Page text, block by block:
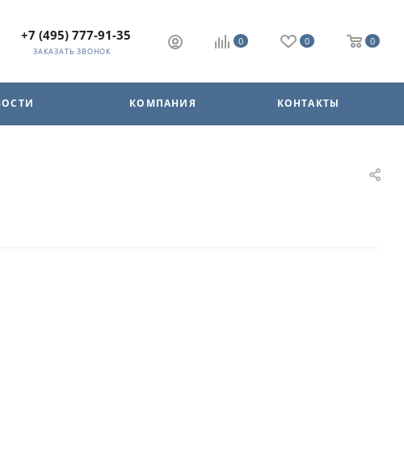
+7 (495) 777-91-35
ЗАКАЗАТЬ ЗВОНОК
0 0 0
КОМПАНИЯ КОНТАКТЫ